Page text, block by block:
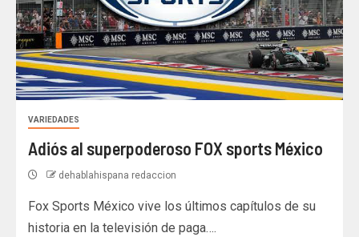
VARIEDADES
Adiós al superpoderoso FOX sports México
dehablahispana redaccion
Fox Sports México vive los últimos capítulos de su
historia en la televisión de paga….